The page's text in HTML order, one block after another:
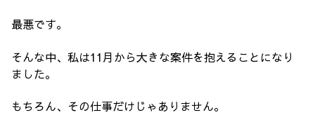
最悪です。
そんな中、私は11月から大きな案件を抱えることになり
ました。
もちろん、その仕事だけじゃありません。